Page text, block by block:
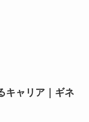
キャリア｜ギネ